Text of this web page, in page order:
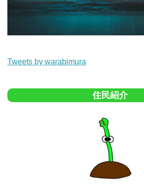
Tweets by warabimura
住民紹介